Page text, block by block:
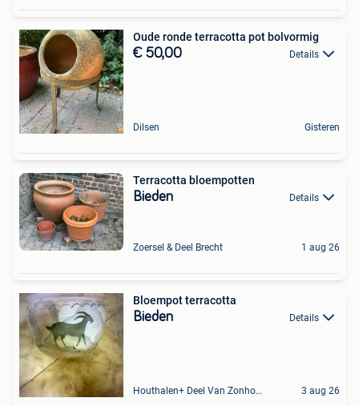
Oude ronde terracotta pot bolvormig
€ 50,00 Details
Dilsen Gisteren
Terracotta bloempotten
Bieden Details
Zoersel & Deel Brecht 1 aug 26
Bloempot terracotta
Bieden Details
Houthalen+ Deel Van Zonhoven En Zolder 3 aug 26